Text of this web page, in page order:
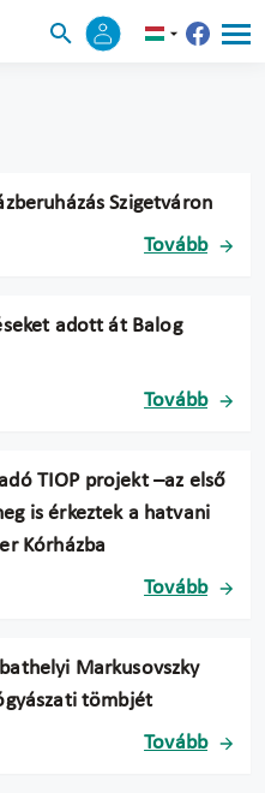
Szigetváron
Tovább
adott át Balog
Tovább
TIOP projekt –az első
is érkeztek a hatvani
Kórházba
Tovább
Markusovszky
tömbjét
Tovább